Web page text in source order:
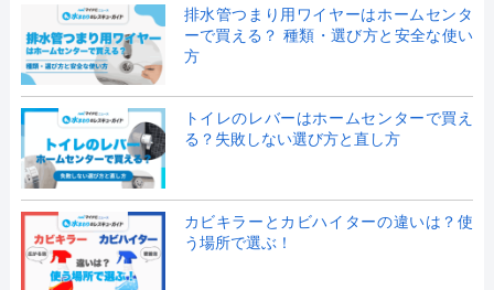
排水管つまり用ワイヤーはホームセンタ
ーで買える？ 種類・選び方と安全な使い
方
トイレのレバーはホームセンターで買え
る？失敗しない選び方と直し方
カビキラーとカビハイターの違いは？使
う場所で選ぶ！